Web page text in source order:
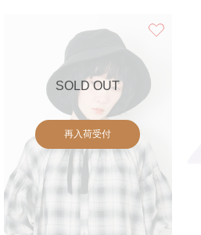
SOLD OUT
再入荷受付